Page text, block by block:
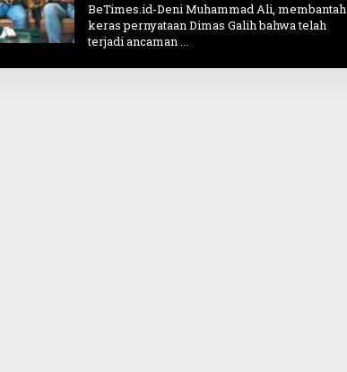
BeTimes.id-Deni Muhammad Ali, membantah
keras pernyataan Dimas Galih bahwa telah
terjadi ancaman